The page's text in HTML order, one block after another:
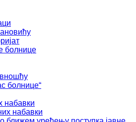
болнице
болнице“
набавки
набавки